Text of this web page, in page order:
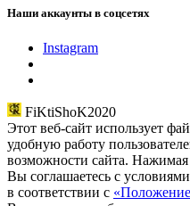
Наши аккаунты в соцсетях
Instagram
FiKtiShoK2020
Этот веб-сайт использует
удобную работу
возможности сайта.
Вы соглашаетесь с
в соответствии c